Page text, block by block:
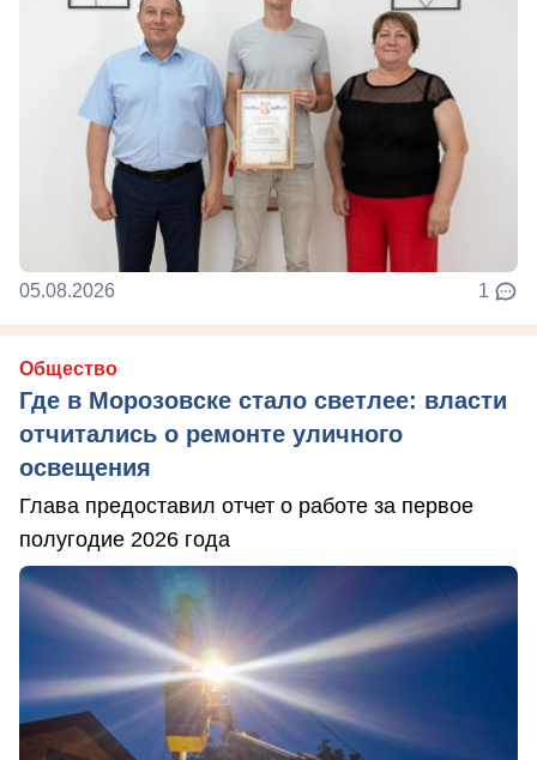
05.08.2026 1
Общество
Где в Морозовске стало светлее: власти
отчитались о ремонте уличного
освещения
Глава предоставил отчет о работе за первое
полугодие 2026 года